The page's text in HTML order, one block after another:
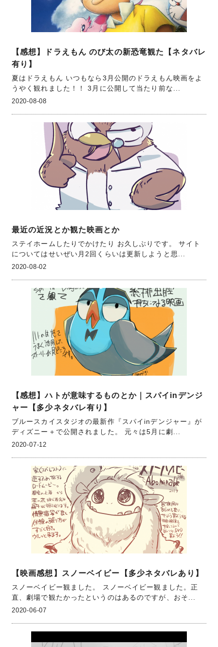
【感想】ドラえもん のび太の新恐竜観た【ネタバレ
有り】
夏はドラえもん いつもなら3月公開のドラえもん映画をよ
うやく観れました！！ 3月に公開して当たり前な...
2020-08-08
最近の近況とか観た映画とか
ステイホームしたりでかけたり お久しぶりです。 サイト
についてはせいぜい月2回くらいは更新しようと思...
2020-08-02
【感想】ハトが意味するものとか｜スパイinデンジ
ャー【多少ネタバレ有り】
ブルースカイスタジオの最新作『スパイinデンジャー』が
ディズニー＋で公開されました。 元々は5月に劇...
2020-07-12
【映画感想】スノーベイビー【多少ネタバレあり】
スノーベイビー観ました。 スノーベイビー観ました。正
直、劇場で観たかったというのはあるのですが、おそ...
2020-06-07